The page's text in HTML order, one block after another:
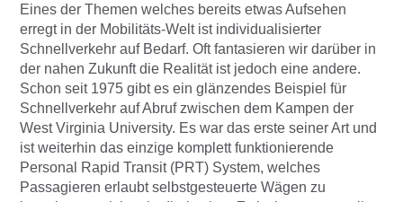
Eines der Themen welches bereits etwas Aufsehen
erregt in der Mobilitäts-Welt ist individualisierter
Schnellverkehr auf Bedarf. Oft fantasieren wir darüber in
der nahen Zukunft die Realität ist jedoch eine andere.
Schon seit 1975 gibt es ein glänzendes Beispiel für
Schnellverkehr auf Abruf zwischen dem Kampen der
West Virginia University. Es war das erste seiner Art und
ist weiterhin das einzige komplett funktionierende
Personal Rapid Transit (PRT) System, welches
Passagieren erlaubt selbstgesteuerte Wägen zu